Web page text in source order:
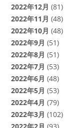
2022年12月 (81)
2022年11月 (48)
2022年10月 (48)
2022年9月 (51)
2022年8月 (51)
2022年7月 (53)
2022年6月 (48)
2022年5月 (53)
2022年4月 (79)
2022年3月 (102)